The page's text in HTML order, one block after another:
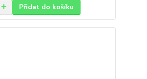
Přidat do košíku